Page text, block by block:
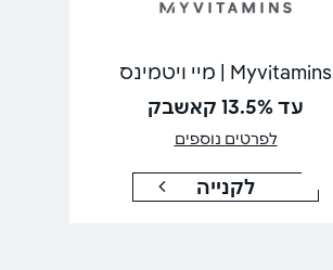
Myvitamins | מיי ויטמינס
עד 13.5% קאשבק
לפרטים נוספים
לקנייה